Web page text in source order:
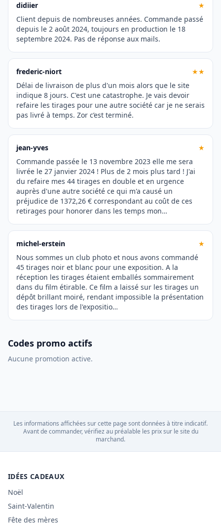
didiier
★
Client depuis de nombreuses années. Commande passé
depuis le 2 août 2024, toujours en production le 18
septembre 2024. Pas de réponse aux mails.
frederic-niort
★★
Délai de livraison de plus d'un mois alors que le site
indique 8 jours. C'est une catastrophe. Je vais devoir
refaire les tirages pour une autre société car je ne serais
pas livré à temps. Zor c’est terminé.
jean-yves
★
Commande passée le 13 novembre 2023 elle me sera
livrée le 27 janvier 2024 ! Plus de 2 mois plus tard ! J'ai
du refaire mes 44 tirages en double et en urgence
auprès d'une autre société ce qui m'a causé un
préjudice de 1372,26 € correspondant au coût de ces
retirages pour honorer dans les temps mon…
michel-erstein
★
Nous sommes un club photo et nous avons commandé
45 tirages noir et blanc pour une exposition. A la
réception les tirages étaient emballés sommairement
dans du film étirable. Ce film a laissé sur les tirages un
dépôt brillant moiré, rendant impossible la présentation
des tirages lors de l'expositio…
Codes promo actifs
Aucune promotion active.
Les informations affichées sur cette page sont données à titre indicatif.
Avant de commander, vérifiez au préalable les prix sur le site du
marchand.
IDÉES CADEAUX
Noël
Saint-Valentin
Fête des mères